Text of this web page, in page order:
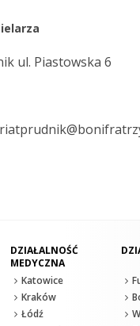
ul. Piastowska 6
DZIAŁALNOŚĆ
MEDYCZNA
Katowice
Kraków
Łódź